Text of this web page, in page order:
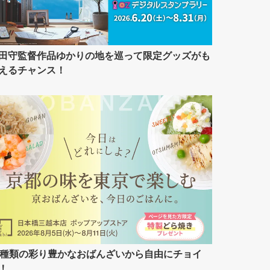
守監督作品ゆかりの地を巡って限定グッズがも
るチャンス！
類の彩り豊かなおばんざいから自由にチョイ